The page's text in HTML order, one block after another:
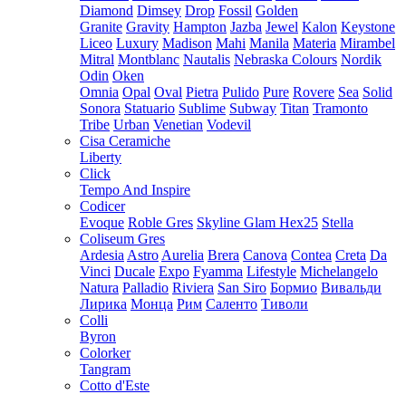
Diamond Dimsey Drop Fossil Golden
Granite Gravity Hampton Jazba Jewel Kalon Keystone
Liceo Luxury Madison Mahi Manila Materia Mirambel
Mitral Montblanc Nautalis Nebraska Colours Nordik
Odin Oken
Omnia Opal Oval Pietra Pulido Pure Rovere Sea Solid
Sonora Statuario Sublime Subway Titan Tramonto
Tribe Urban Venetian Vodevil
Cisa Ceramiche
Liberty
Click
Tempo And Inspire
Codicer
Evoque Roble Gres Skyline Glam Hex25 Stella
Coliseum Gres
Ardesia Astro Aurelia Brera Canova Contea Creta Da
Vinci Ducale Expo Fyamma Lifestyle Michelangelo
Natura Palladio Riviera San Siro Бормио Вивальди
Лирика Монца Рим Саленто Тиволи
Colli
Byron
Colorker
Tangram
Cotto d'Este